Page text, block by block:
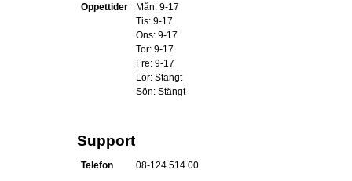
Öppettider
Mån: 9-17
Tis: 9-17
Ons: 9-17
Tor: 9-17
Fre: 9-17
Lör: Stängt
Sön: Stängt
Support
Telefon
08-124 514 00